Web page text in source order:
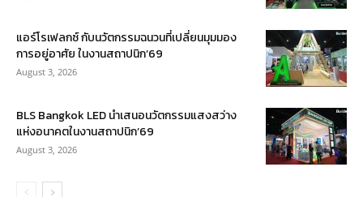
แอร์โรเฟลกซ์ กับนวัตกรรมฉนวนที่เปลี่ยนมุมมอง
การอยู่อาศัย ในงานสถาปนิก’69
August 3, 2026
BLS Bangkok LED นำเสนอนวัตกรรมแสงสว่าง
แห่งอนาคตในงานสถาปนิก’69
August 3, 2026